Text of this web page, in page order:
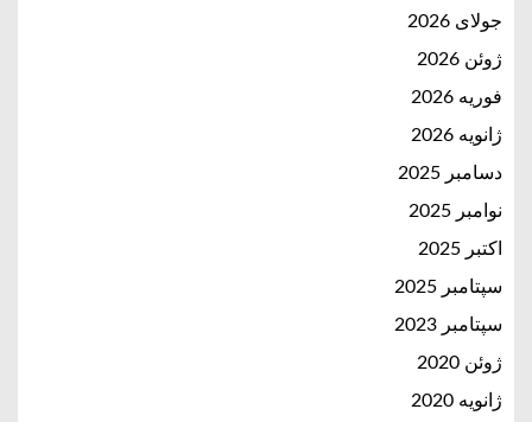
جولای 2026
ژوئن 2026
فوریه 2026
ژانویه 2026
دسامبر 2025
نوامبر 2025
اکتبر 2025
سپتامبر 2025
سپتامبر 2023
ژوئن 2020
ژانویه 2020